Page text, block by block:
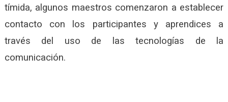
tímida, algunos maestros comenzaron a establecer
contacto con los participantes y aprendices a
través del uso de las tecnologías de la
comunicación.